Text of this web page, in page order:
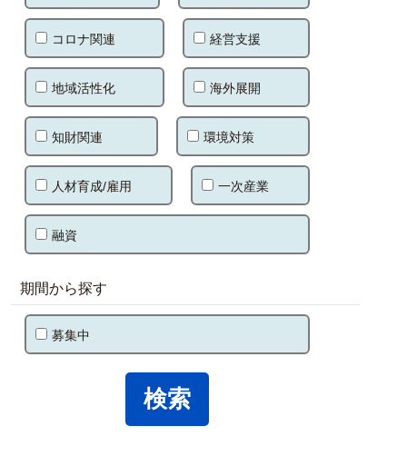
コロナ関連 経営支援
地域活性化 海外展開
知財関連 環境対策
人材育成/雇用 一次産業
融資
期間から探す
募集中